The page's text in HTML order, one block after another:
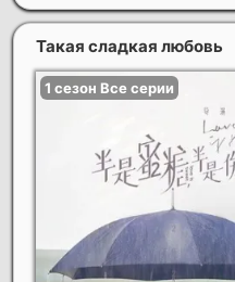
Такая сладкая любовь